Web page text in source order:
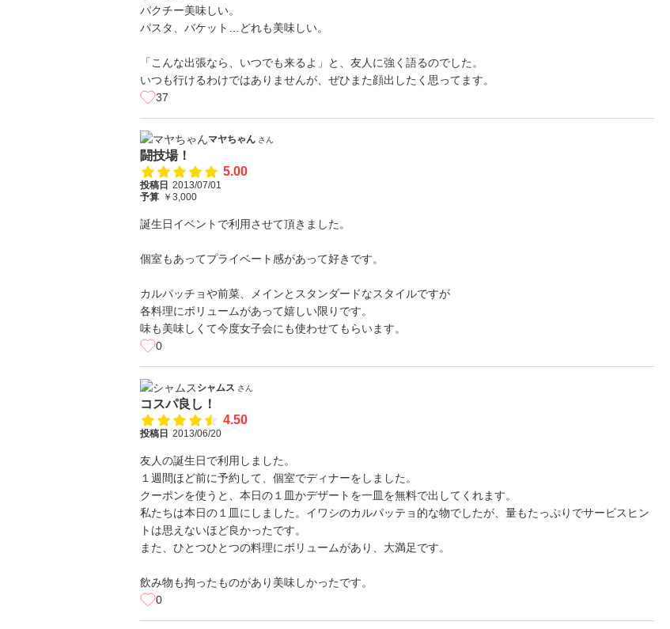
パクチー美味しい。
パスタ、バケット…どれも美味しい。
「こんな出張なら、いつでも来るよ」と、友人に強く語るのでした。
いつも行けるわけではありませんが、ぜひまた顔出したく思ってます。
37
マヤちゃん さん
闘技場！
5.00
投稿日 2013/07/01
予算 ￥3,000
誕生日イベントで利用させて頂きました。
個室もあってプライベート感があって好きです。
カルパッチョや前菜、メインとスタンダードなスタイルですが
各料理にボリュームがあって嬉しい限りです。
味も美味しくて今度女子会にも使わせてもらいます。
0
シャムス さん
コスパ良し！
4.50
投稿日 2013/06/20
友人の誕生日で利用しました。
１週間ほど前に予約して、個室でディナーをしました。
クーポンを使うと、本日の１皿かデザートを一皿を無料で出してくれます。
私たちは本日の１皿にしました。イワシのカルパッテョ的な物でしたが、量もたっぷりでサービスヒン
トは思えないほど良かったです。
また、ひとつひとつの料理にボリュームがあり、大満足です。
飲み物も拘ったものがあり美味しかったです。
0